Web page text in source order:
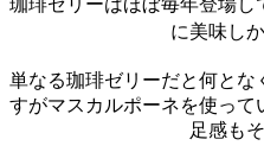
珈琲ゼリーはほぼ毎年登場
に美味し
単なる珈琲ゼリーだと何とな
すがマスカルポーネを使っ
足感も